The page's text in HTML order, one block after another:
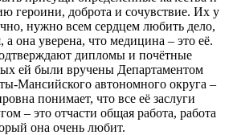
героини, доброта и сочувствие. Их у
нужно всем сердцем любить дело,
она уверена, что медицина – это её.
дипломы и почётные
ей были вручены Департаментом
Мансийского автономного округа –
понимает, что все её заслуги
– это отчасти общая работа, работа
она очень любит.